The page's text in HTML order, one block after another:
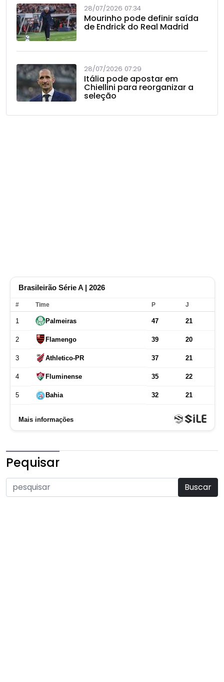
28/07/2026 07:34
Mourinho pode definir saída
de Endrick do Real Madrid
28/07/2026 07:29
Itália pode apostar em
Chiellini para reorganizar a
seleção
Pequisar